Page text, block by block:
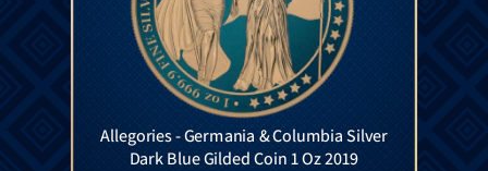
Allegories - Germania & Columbia Silver
Dark Blue Gilded Coin 1 Oz 2019